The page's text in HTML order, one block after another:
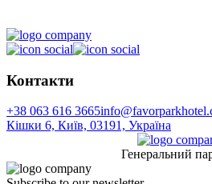
Контакти
+38 063 616 3665
Кішки 6, Київ, 03191, Україна
Генеральний